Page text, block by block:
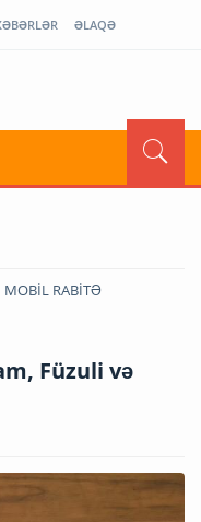
ƏLAQƏ
MOBİL RABİTƏ
Füzuli və